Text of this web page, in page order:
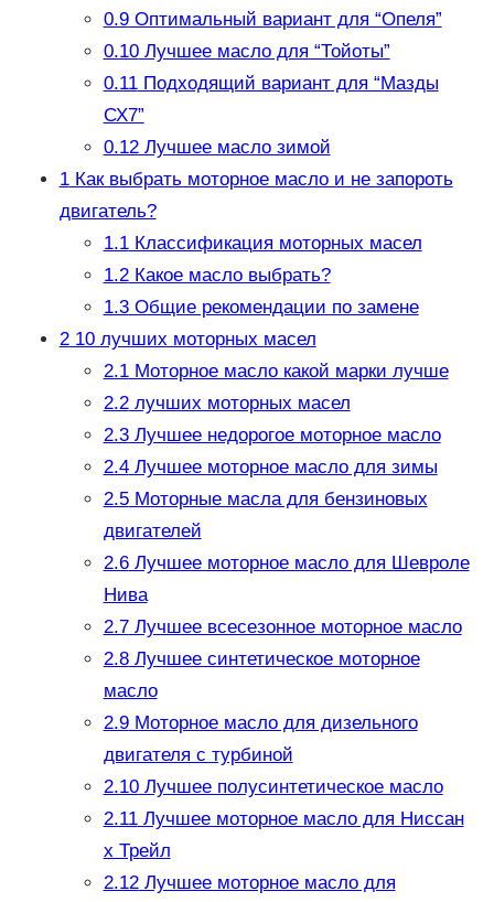
0.9Оптимальный вариант для “Опеля”
0.10Лучшее масло для “Тойоты”
0.11Подходящий вариант для “Мазды
СХ7”
0.12Лучшее масло зимой
1Как выбрать моторное масло и не запороть
двигатель?
1.1Классификация моторных масел
1.2Какое масло выбрать?
1.3Общие рекомендации по замене
210 лучших моторных масел
2.1Моторное масло какой марки лучше
2.2лучших моторных масел
2.3Лучшее недорогое моторное масло
2.4Лучшее моторное масло для зимы
2.5Моторные масла для бензиновых
двигателей
2.6Лучшее моторное масло для Шевроле
Нива
2.7Лучшее всесезонное моторное масло
2.8Лучшее синтетическое моторное
масло
2.9Моторное масло для дизельного
двигателя с турбиной
2.10Лучшее полусинтетическое масло
2.11Лучшее моторное масло для Ниссан
х Трейл
2.12Лучшее моторное масло для